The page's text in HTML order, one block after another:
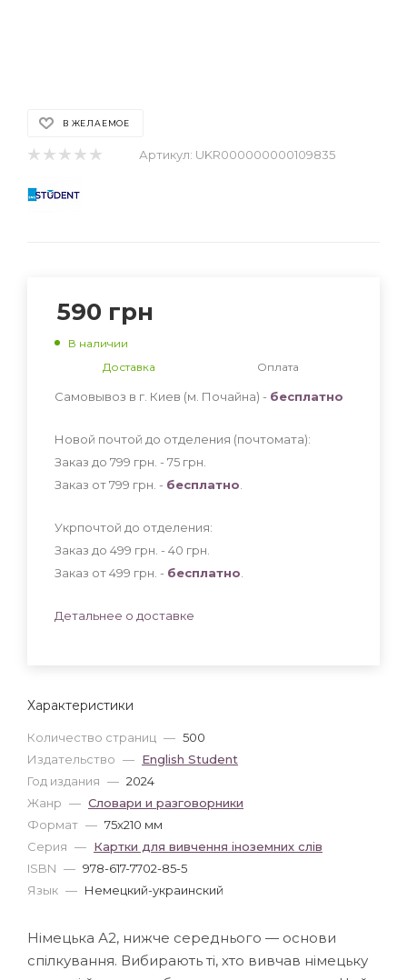
В ЖЕЛАЕМОЕ
Артикул: UKR000000000109835
Характеристики
Количество страниц — 500
Издательство — English Student
Год издания — 2024
Жанр — Словари и разговорники
Формат — 75x210 мм
Серия — Картки для вивчення іноземних слів
ISBN — 978-617-7702-85-5
Язык — Немецкий-украинский
590 грн
В наличии
Доставка
Оплата
Самовывоз в г. Киев (м. Почайна) - бесплатно
Новой почтой до отделения (почтомата):
Заказ до 799 грн. - 75 грн
Заказ от 799 грн. - бесплатно
Укрпочтой до отделения:
Заказ до 499 грн. - 40 грн
Заказ от 499 грн. - бесплатно
Детальнее о доставке
Німецька А2, нижче середнього — основи
спілкування. Вибирають ті, хто вивчав німецьку